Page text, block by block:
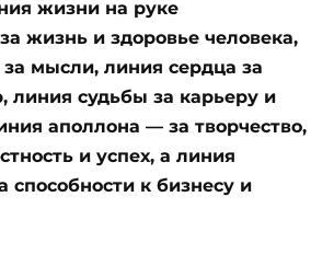
жизни на руке
жизнь и здоровье человека,
мысли, линия сердца за
линия судьбы за карьеру и
аполлона — за творчество,
и успех, а линия
способности к бизнесу и